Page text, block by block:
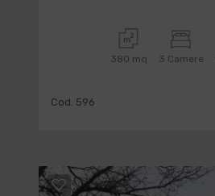
380 mq 3 Camere
Cod. 596